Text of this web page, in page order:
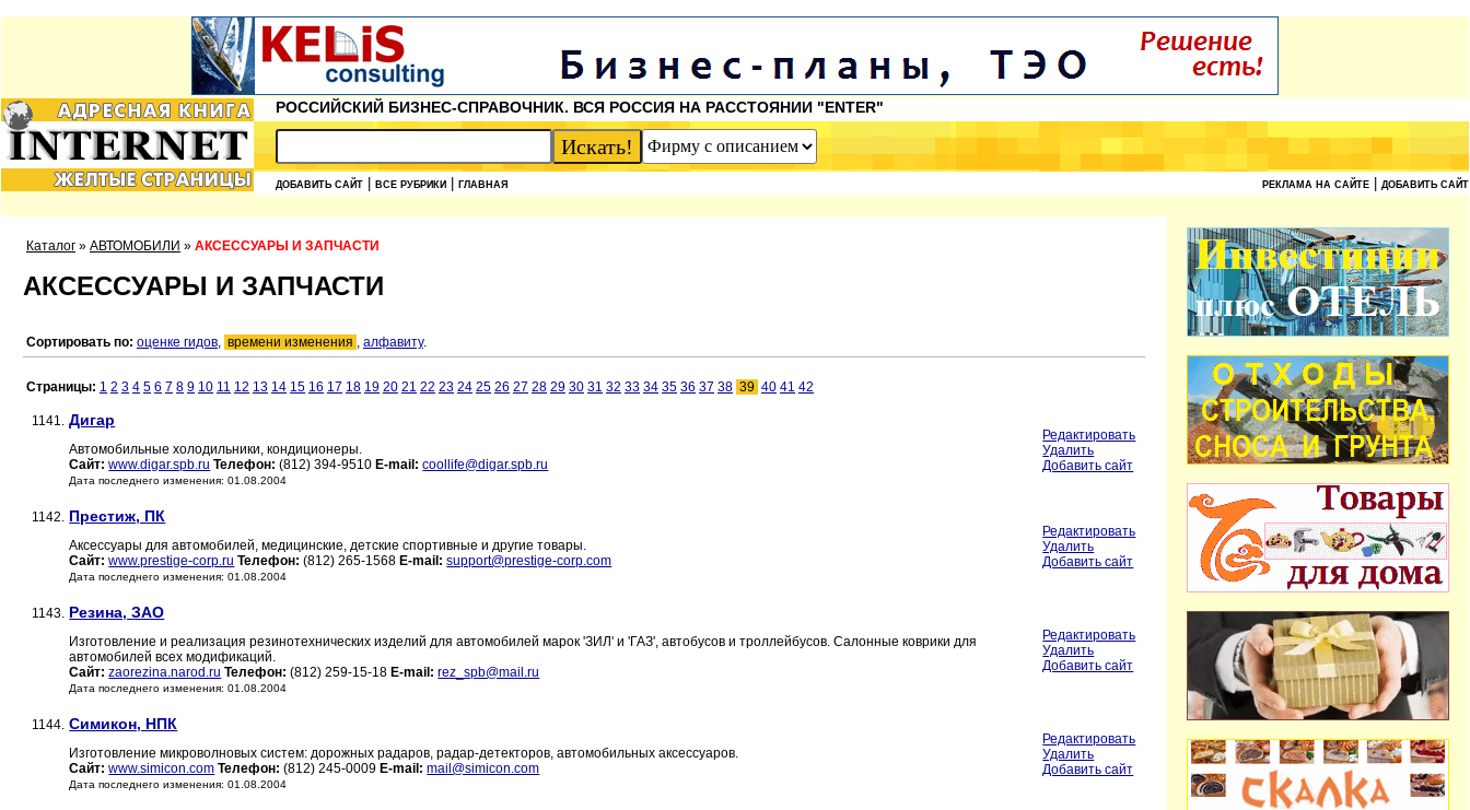
РОССИЙСКИЙ БИЗНЕС-СПРАВОЧНИК. ВСЯ РОССИЯ НА РАССТОЯНИИ "ENTER"
ДОБАВИТЬ САЙТ ВСЕ РУБРИКИ ГЛАВНАЯ РЕКЛАМА НА САЙТЕ ДОБАВИТЬ САЙТ
Каталог » АВТОМОБИЛИ » АКСЕССУАРЫ И ЗАПЧАСТИ
АКСЕССУАРЫ И ЗАПЧАСТИ
Сортировать по: оценке гидов, времени изменения , алфавиту.
Страницы: 1 2 3 4 5 6 7 8 9 10 11 12 13 14 15 16 17 18 19 20 21 22 23 24 25 26 27 28 29 30 31 32 33 34 35 36 37 38 39 40 41 42
1141. Дигар
Автомобильные холодильники, кондиционеры.
Сайт: www.digar.spb.ru Телефон: (812) 394-9510 E-mail: coollife@digar.spb.ru
Дата последнего изменения: 01.08.2004
Редактировать
Удалить
Добавить сайт
1142. Престиж, ПК
Аксессуары для автомобилей, медицинские, детские спортивные и другие товары.
Сайт: www.prestige-corp.ru Телефон: (812) 265-1568 E-mail: support@prestige-corp.com
Дата последнего изменения: 01.08.2004
Редактировать
Удалить
Добавить сайт
1143. Резина, ЗАО
Изготовление и реализация резинотехнических изделий для автомобилей марок 'ЗИЛ' и 'ГАЗ', автобусов и троллейбусов. Салонные коврики для
автомобилей всех модификаций.
Сайт: zaorezina.narod.ru Телефон: (812) 259-15-18 E-mail: rez_spb@mail.ru
Дата последнего изменения: 01.08.2004
Редактировать
Удалить
Добавить сайт
1144. Симикон, НПК
Изготовление микроволновых систем: дорожных радаров, радар-детекторов, автомобильных аксессуаров.
Сайт: www.simicon.com Телефон: (812) 245-0009 E-mail: mail@simicon.com
Дата последнего изменения: 01.08.2004
Редактировать
Удалить
Добавить сайт